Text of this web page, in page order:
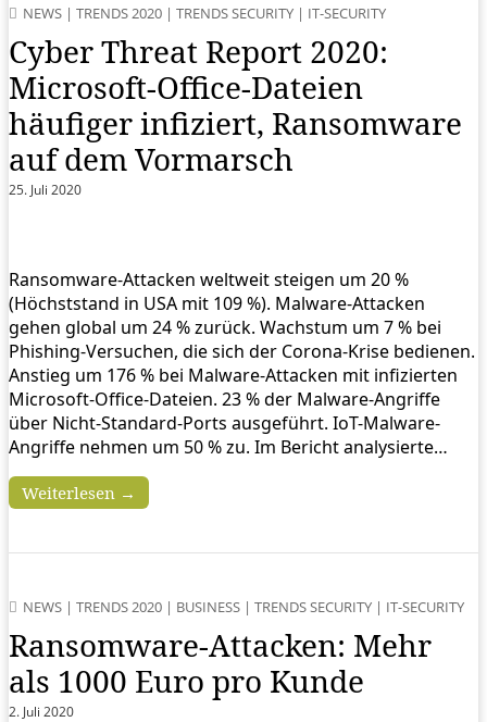
NEWS | TRENDS 2020 | TRENDS SECURITY | IT-SECURITY
Cyber Threat Report 2020:
Microsoft-Office-Dateien
häufiger infiziert, Ransomware
auf dem Vormarsch
25. Juli 2020
Ransomware-Attacken weltweit steigen um 20 %
(Höchststand in USA mit 109 %). Malware-Attacken
gehen global um 24 % zurück. Wachstum um 7 % bei
Phishing-Versuchen, die sich der Corona-Krise bedienen.
Anstieg um 176 % bei Malware-Attacken mit infizierten
Microsoft-Office-Dateien. 23 % der Malware-Angriffe
über Nicht-Standard-Ports ausgeführt. IoT-Malware-
Angriffe nehmen um 50 % zu. Im Bericht analysierte…
Weiterlesen →
NEWS | TRENDS 2020 | BUSINESS | TRENDS SECURITY | IT-SECURITY
Ransomware-Attacken: Mehr
als 1000 Euro pro Kunde
2. Juli 2020